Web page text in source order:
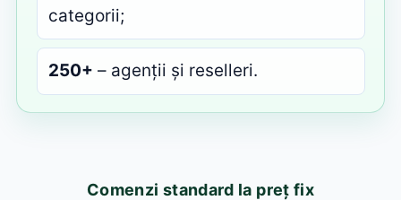
categorii;
250+ – agenții și reselleri.
Comenzi standard la preț fix